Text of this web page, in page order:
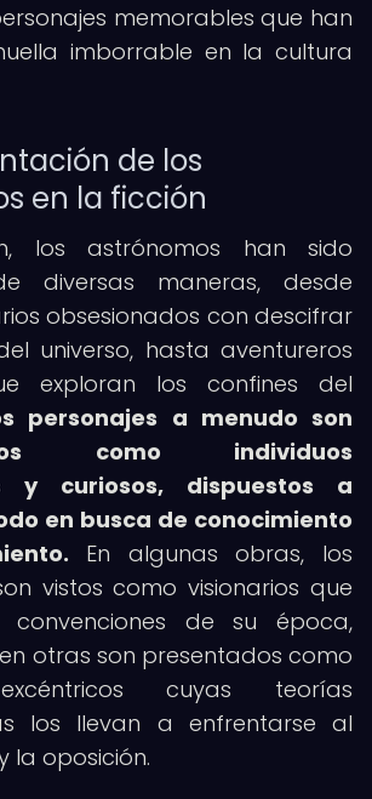
memorables que han
imborrable en la cultura
de los
en la ficción
los astrónomos han sido
diversas maneras, desde
obsesionados con descifrar
universo, hasta aventureros
exploran los confines del
personajes a menudo son
como individuos
y curiosos, dispuestos a
en busca de conocimiento
En algunas obras, los
vistos como visionarios que
de su época,
otras son presentados como
cuyas teorías
los llevan a enfrentarse al
la oposición.